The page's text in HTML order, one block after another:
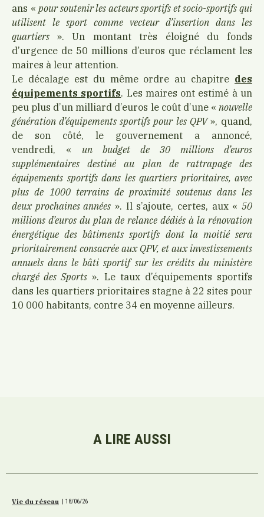
ans «pour soutenir les acteurs sportifs et socio-sportifs qui
utilisent le sport comme vecteur d’insertion dans les
quartiers ». Un montant très éloigné du fonds
d’urgence de 50 millions d’euros que réclament les
maires à leur attention.
Le décalage est du même ordre au chapitre des
équipements sportifs. Les maires ont estimé à un
peu plus d’un milliard d’euros le coût d’une « nouvelle
génération d’équipements sportifs pour les QPV», quand,
de son côté, le gouvernement a annoncé,
vendredi, « un budget de 30 millions d’euros
supplémentaires destiné au plan de rattrapage des
équipements sportifs dans les quartiers prioritaires, avec
plus de 1000 terrains de proximité soutenus dans les
deux prochaines années ». Il s’ajoute, certes, aux «50
millions d’euros du plan de relance dédiés à la rénovation
énergétique des bâtiments sportifs dont la moitié sera
prioritairement consacrée aux QPV, et aux investissements
annuels dans le bâti sportif sur les crédits du ministère
chargé des Sports ». Le taux d’équipements sportifs
dans les quartiers prioritaires stagne à 22 sites pour
10 000 habitants, contre 34 en moyenne ailleurs.
A LIRE AUSSI
Vie du réseau | 18/06/26